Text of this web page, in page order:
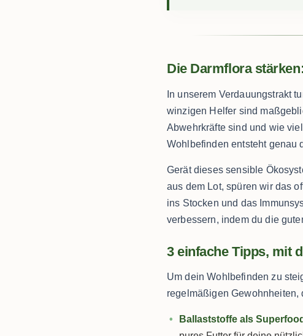
Die Darmflora
In unserem Verdauungstrakt
winzigen Helfer sind
Abwehrkräfte sind und wie
Wohlbefinden entsteht genau
Gerät dieses sensible
aus dem Lot, spüren wir das
ins Stocken und das
verbessern, indem du die
3 einfache Tipps, mit
Um dein Wohlbefinden zu
regelmäßigen Gewohnheiten,
Ballaststoffe als